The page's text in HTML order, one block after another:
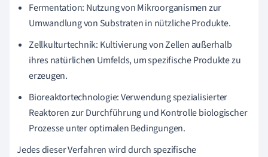
Fermentation: Nutzung von Mikroorganismen zur
Umwandlung von Substraten in nützliche Produkte.
Zellkulturtechnik: Kultivierung von Zellen außerhalb
ihres natürlichen Umfelds, um spezifische Produkte zu
erzeugen.
Bioreaktortechnologie: Verwendung spezialisierter
Reaktoren zur Durchführung und Kontrolle biologischer
Prozesse unter optimalen Bedingungen.
Jedes dieser Verfahren wird durch spezifische